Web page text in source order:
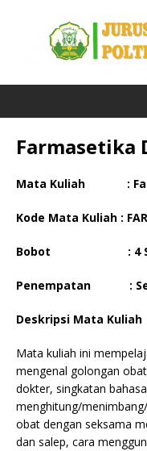
Farmasetika
Mata Kuliah :
Kode Mata Kuliah :
Bobot : 4
Penempatan :
Deskripsi Mata Kuliah
Mata kuliah ini
mengenal golongan
dokter, singkatan
menghitung/
obat dengan seksama
dan salep, cara